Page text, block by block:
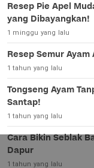
Resep Pie Apel
yang Dibayangkan!
1 minggu yang lalu
Resep Semur
1 tahun yang lalu
Tongseng Ayam
Santap!
1 tahun yang lalu
Cara Bikin Seblak
Dapur
1 tahun yang lalu